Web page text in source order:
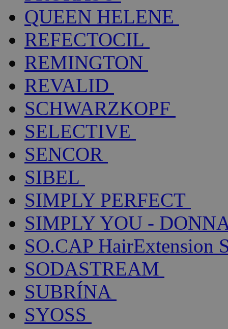
QUEEN HELENE
REFECTOCIL
REMINGTON
REVALID
SCHWARZKOPF
SELECTIVE
SENCOR
SIBEL
SIMPLY PERFECT
SIMPLY YOU -
SO.CAP HairExtension
SODASTREAM
SUBRÍNA
SYOSS